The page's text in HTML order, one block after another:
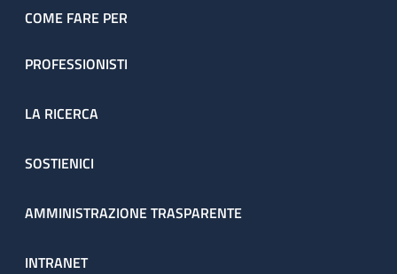
COME FARE PER
PROFESSIONISTI
LA RICERCA
SOSTIENICI
AMMINISTRAZIONE TRASPARENTE
INTRANET